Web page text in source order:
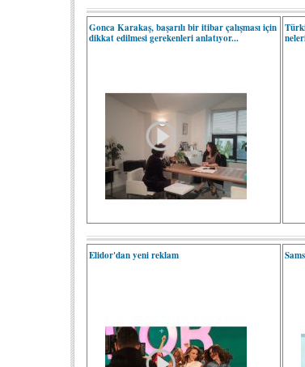
Gonca Karakaş, başarılı bir itibar çalışması için
dikkat edilmesi gerekenleri anlatıyor...
Elidor'dan yeni reklam